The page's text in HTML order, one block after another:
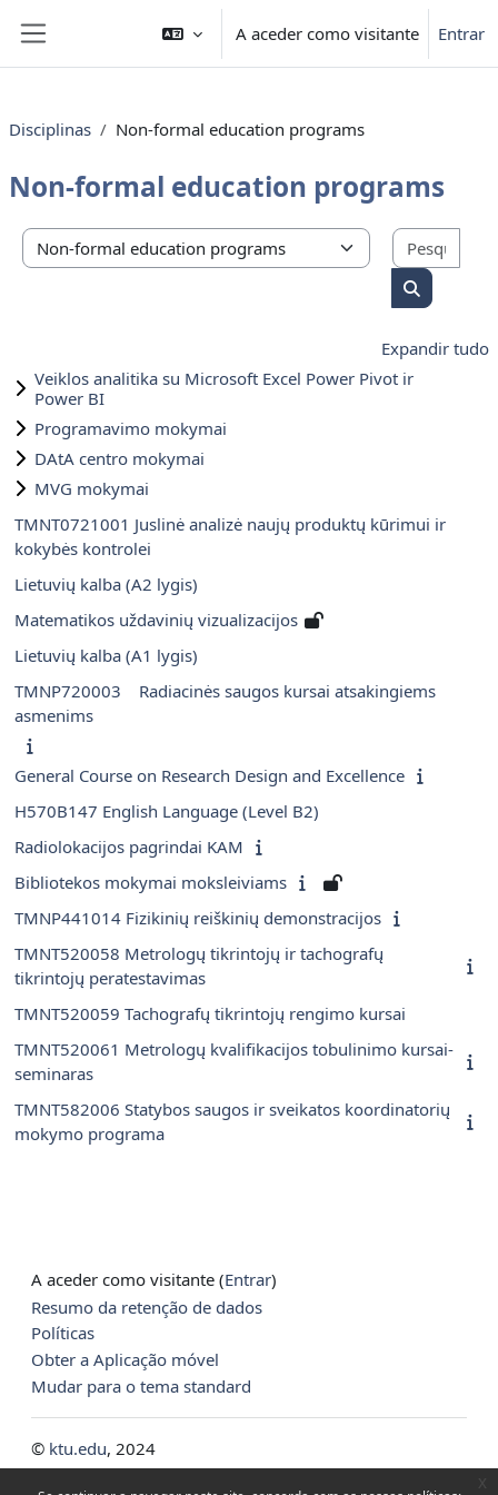
A aceder como visitante Entrar
Disciplinas Non-formal education programs
Non-formal education programs
Categorias de disciplinas
Pesquisar
Expandir tudo
Veiklos analitika su Microsoft Excel Power Pivot ir
Power BI
Programavimo mokymai
DAtA centro mokymai
MVG mokymai
TMNT0721001 Juslinė analizė naujų produktų kūrimui ir
kokybės kontrolei
Lietuvių kalba (A2 lygis)
Matematikos uždavinių vizualizacijos
Lietuvių kalba (A1 lygis)
TMNP720003 Radiacinės saugos kursai atsakingiems
asmenims
General Course on Research Design and Excellence
H570B147 English Language (Level B2)
Radiolokacijos pagrindai KAM
Bibliotekos mokymai moksleiviams
TMNP441014 Fizikinių reiškinių demonstracijos
TMNT520058 Metrologų tikrintojų ir tachografų
tikrintojų peratestavimas
TMNT520059 Tachografų tikrintojų rengimo kursai
TMNT520061 Metrologų kvalifikacijos tobulinimo kursai-
seminaras
TMNT582006 Statybos saugos ir sveikatos koordinatorių
mokymo programa
A aceder como visitante (Entrar)
Resumo da retenção de dados
Políticas
Obter a Aplicação móvel
Mudar para o tema standard
© ktu.edu, 2024